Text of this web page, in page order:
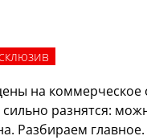
на
разнятся:
Разбираем главное.